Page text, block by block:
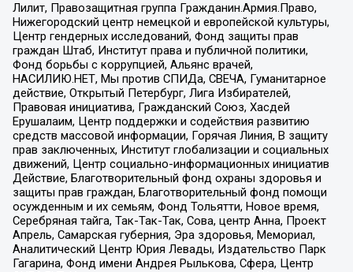
Лилит, Правозащитная группа Гражданин.Армия.Право,
Нижегородский центр немецкой и европейской культуры,
Центр гендерных исследований, Фонд защиты прав
граждан Штаб, Институт права и публичной политики,
Фонд борьбы с коррупцией, Альянс врачей,
НАСИЛИЮ.НЕТ, Мы против СПИДа, СВЕЧА, Гуманитарное
действие, Открытый Петербург, Лига Избирателей,
Правовая инициатива, Гражданский Союз, Хасдей
Ерушалаим, Центр поддержки и содействия развитию
средств массовой информации, Горячая Линия, В защиту
прав заключенных, Институт глобализации и социальных
движений, Центр социально-информационных инициатив
Действие, Благотворительный фонд охраны здоровья и
защиты прав граждан, Благотворительный фонд помощи
осужденным и их семьям, Фонд Тольятти, Новое время,
Серебряная тайга, Так-Так-Так, Сова, центр Анна, Проект
Апрель, Самарская губерния, Эра здоровья, Мемориал,
Аналитический Центр Юрия Левады, Издательство Парк
Гагарина, Фонд имени Андрея Рылькова, Сфера, Центр